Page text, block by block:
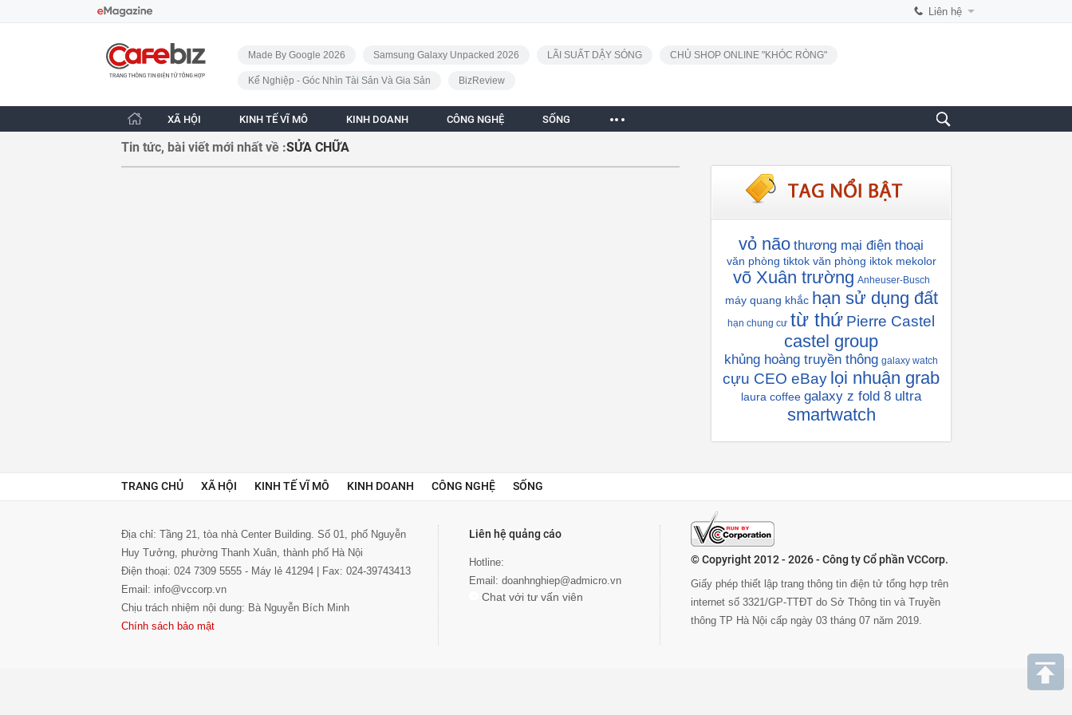
Liên hệ
CafeBiz - Trang chủ
Made By Google 2026
Samsung Galaxy Unpacked 2026 LÃI SUẤT DẬY SÓNG CHỦ SHOP ONLINE "KHÓC RÒNG"
Kế Nghiệp - Góc Nhìn Tài Sản Và Gia Sản BizReview
XÃ HỘI KINH TẾ VĨ MÔ KINH DOANH CÔNG NGHỆ SỐNG
Tin tức, bài viết mới nhất về :SỬA CHỮA
vỏ não thương mại điện thoại
văn phòng tiktok văn phòng iktok mekolor
võ Xuân trường Anheuser-Busch
máy quang khắc hạn sử dụng đất
hạn chung cư từ thứ Pierre Castel
castel group
khủng hoàng truyền thông galaxy watch
cựu CEO eBay lọi nhuận grab
laura coffee galaxy z fold 8 ultra
smartwatch
TRANG CHỦ XÃ HỘI KINH TẾ VĨ MÔ KINH DOANH CÔNG NGHỆ SỐNG
Địa chỉ: Tầng 21, tòa nhà Center Building. Số 01, phố Nguyễn
Huy Tưởng, phường Thanh Xuân, thành phố Hà Nội
Điện thoại: 024 7309 5555 - Máy lẻ 41294 | Fax: 024-39743413
Email: info@vccorp.vn
Chịu trách nhiệm nội dung: Bà Nguyễn Bích Minh
Chính sách bảo mật
Liên hệ quảng cáo
Hotline:
Email: doanhnghiep@admicro.vn
Chat với tư vấn viên
© Copyright 2012 - 2026 - Công ty Cổ phần VCCorp.
Giấy phép thiết lập trang thông tin điện tử tổng hợp trên
internet số 3321/GP-TTĐT do Sở Thông tin và Truyền
thông TP Hà Nội cấp ngày 03 tháng 07 năm 2019.